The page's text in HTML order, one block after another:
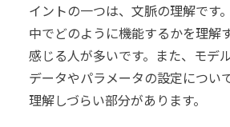
イントの一つは、文脈の理解です
中でどのように機能するかを理解
感じる人が多いです。また、モデ
データやパラメータの設定につい
理解しづらい部分があります。